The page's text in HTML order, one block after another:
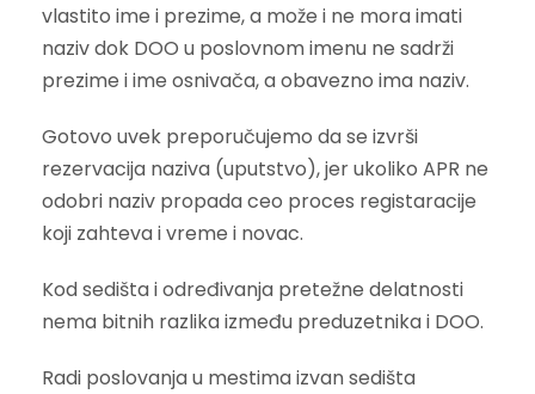
vlastito ime i prezime, a može i ne mora imati
naziv dok DOO u poslovnom imenu ne sadrži
prezime i ime osnivača, a obavezno ima naziv.
Gotovo uvek preporučujemo da se izvrši
rezervacija naziva (uputstvo), jer ukoliko APR ne
odobri naziv propada ceo proces registaracije
koji zahteva i vreme i novac.
Kod sedišta i određivanja pretežne delatnosti
nema bitnih razlika između preduzetnika i DOO.
Radi poslovanja u mestima izvan sedišta